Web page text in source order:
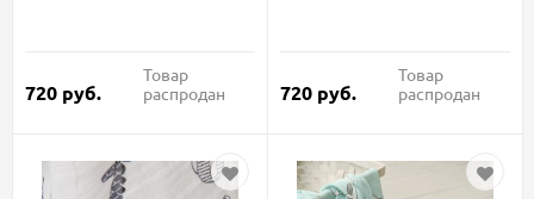
720 руб.
Товар
распродан
720 руб.
Товар
распродан